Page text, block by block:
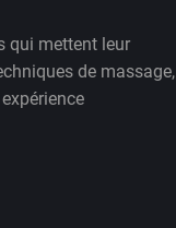
qui mettent leur
de massage,